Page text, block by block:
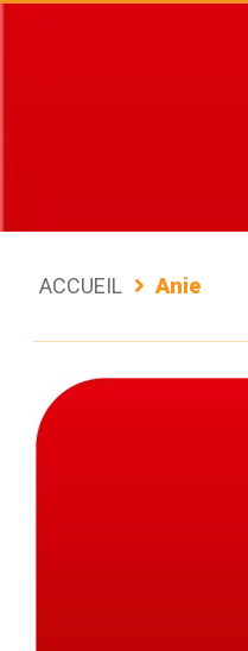
ACCUEIL Anie